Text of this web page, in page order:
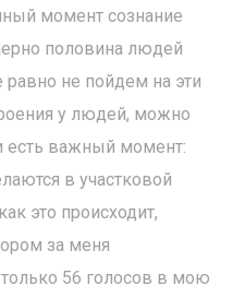
момент сознание
половина людей
не пойдем на эти
у людей, можно
есть важный момент:
в участковой
это происходит,
за меня
56 голосов в мою